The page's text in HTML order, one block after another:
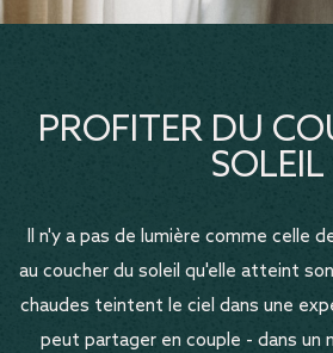
PROFITER DU
SOLEIL
Il n'y a pas de lumière comme celle
au coucher du soleil qu'elle atteint
chaudes teintent le ciel dans une
peut partager en couple - dans un